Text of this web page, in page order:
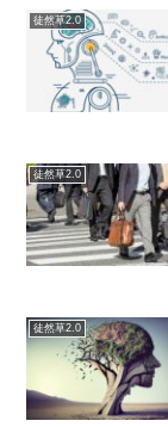
徒然草2.0
徒然草2.0
徒然草2.0